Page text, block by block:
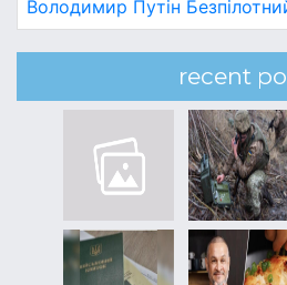
Володимир Путін
recent